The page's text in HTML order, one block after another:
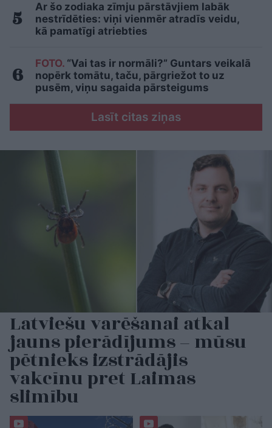
Ar šo zodiaka zīmju pārstāvjiem labāk
nestrīdēties: viņi vienmēr atradīs veidu,
kā pamatīgi atriebties
FOTO. “Vai tas ir normāli?” Guntars veikalā
nopērk tomātu, taču, pārgriežot to uz
pusēm, viņu sagaida pārsteigums
Lasīt citas ziņas
Latviešu varēšanai atkal
jauns pierādījums – mūsu
pētnieks izstrādājis
vakcīnu pret Laimas
slimību